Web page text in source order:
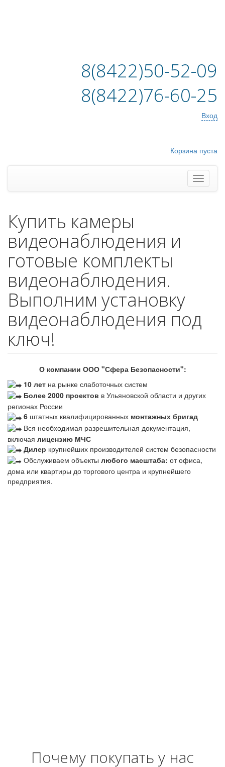
8(8422)50-52-09
8(8422)76-60-25
Вход
Корзина пуста
Купить камеры
видеонаблюдения и
готовые комплекты
видеонаблюдения.
Выполним установку
видеонаблюдения под
ключ!
О компании ООО "Сфера Безопасности":
10 лет на рынке слаботочных систем
Более 2000 проектов в Ульяновской области и других
регионах России
6 штатных квалифицированных монтажных бригад
Вся необходимая разрешительная документация,
включая лицензию МЧС
Дилер крупнейших производителей систем безопасности
Обслуживаем объекты любого масштаба: от офиса,
дома или квартиры до торгового центра и крупнейшего
предприятия.
Почему покупать у нас